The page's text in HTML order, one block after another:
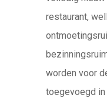
restaurant,
worden voor
toegevoegd